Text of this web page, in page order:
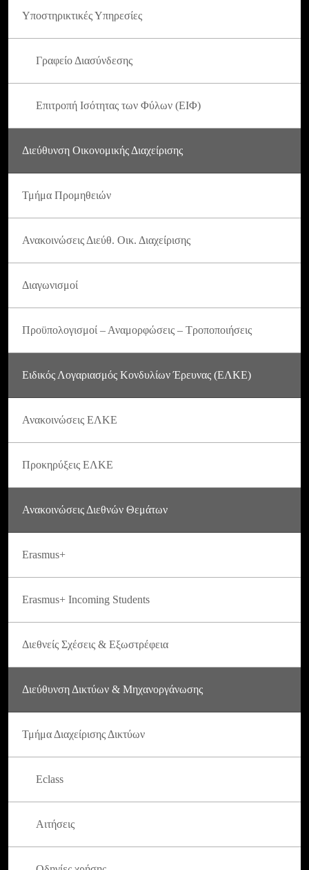
Υποστηρικτικές Υπηρεσίες
Γραφείο Διασύνδεσης
Επιτροπή Ισότητας των Φύλων (ΕΙΦ)
Διεύθυνση Οικονομικής Διαχείρισης
Τμήμα Προμηθειών
Ανακοινώσεις Διεύθ. Οικ. Διαχείρισης
Διαγωνισμοί
Προϋπολογισμοί – Αναμορφώσεις – Τροποποιήσεις
Ειδικός Λογαριασμός Κονδυλίων Έρευνας (ΕΛΚΕ)
Ανακοινώσεις ΕΛΚΕ
Προκηρύξεις ΕΛΚΕ
Ανακοινώσεις Διεθνών Θεμάτων
Erasmus+
Erasmus+ Incoming Students
Διεθνείς Σχέσεις & Εξωστρέφεια
Διεύθυνση Δικτύων & Μηχανοργάνωσης
Τμήμα Διαχείρισης Δικτύων
Eclass
Αιτήσεις